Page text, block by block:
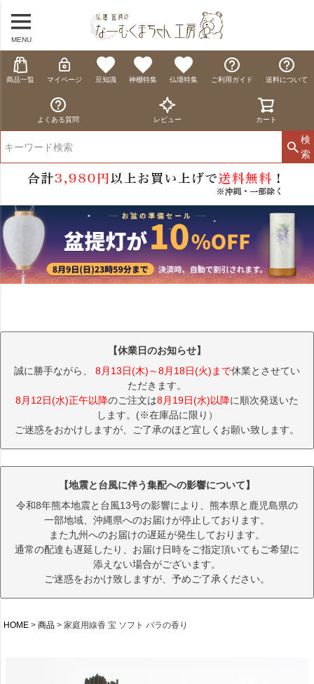
MENU
商品一覧 マイページ 豆知識 神棚特集 仏壇特集 ご利用ガイド 送料について
よくある質問 レビュー カート
検
索
【休業日のお知らせ】
誠に勝手ながら、 8月13日(木)～8月18日(火)まで休業とさせてい
ただきます。
8月12日(水)正午以降のご注文は8月19日(水)以降に順次発送いた
します。(※在庫品に限り）
ご迷惑をおかけしますが、ご了承のほど宜しくお願い致します。
【地震と台風に伴う集配への影響について】
令和8年熊本地震と台風13号の影響により、熊本県と鹿児島県の
一部地域、沖縄県へのお届けが停止しております。
また九州へのお届けの遅延が発生しております。
通常の配達も遅延したり、お届け日時をご指定頂いてもご希望に
添えない場合がございます。
ご迷惑をおかけ致しますが、予めご了承ください。
HOME 商品 家庭用線香 宝 ソフト バラの香り